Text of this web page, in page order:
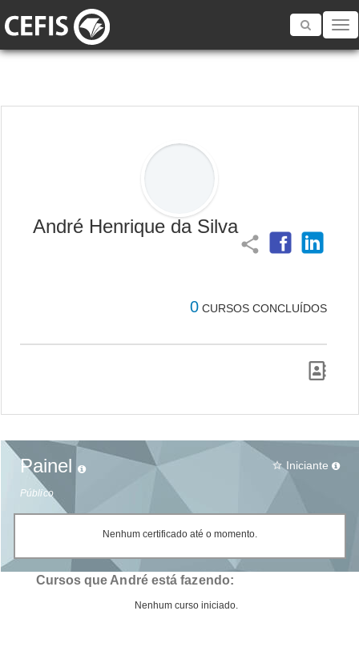
Toggle
André Henrique da Silva
share
0 CURSOS CONCLUÍDOS
Painel
Público
star_border Iniciante
Nenhum certificado até o momento.
Cursos que André está fazendo:
Nenhum curso iniciado.